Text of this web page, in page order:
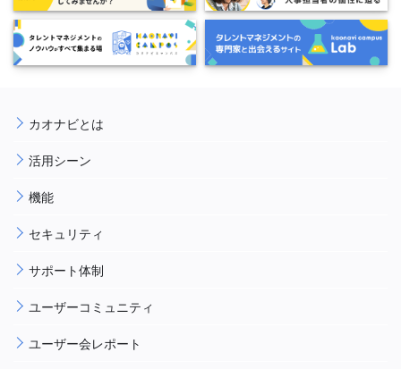
カオナビとは
活用シーン
機能
セキュリティ
サポート体制
ユーザーコミュニティ
ユーザー会レポート